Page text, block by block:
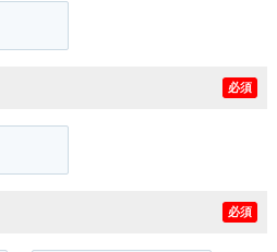
必須
必須